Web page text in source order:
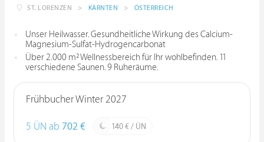
ST. LORENZEN > KÄRNTEN > ÖSTERREICH
Unser Heilwasser. Gesundheitliche Wirkung des Calcium-
Magnesium-Sulfat-Hydrogencarbonat
Über 2.000 m² Wellnessbereich für Ihr wohlbefinden. 11
verschiedene Saunen. 9 Ruheräume.
Frühbucher Winter 2027
5 ÜN ab 702 € 140 € / ÜN